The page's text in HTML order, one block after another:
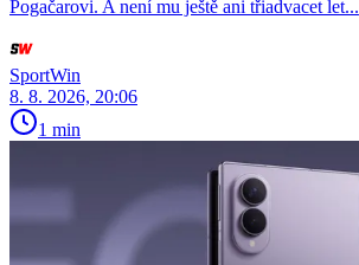
Pogačarovi. A není mu ještě ani třiadvacet let...
SportWin
8. 8. 2026, 20:06
1 min